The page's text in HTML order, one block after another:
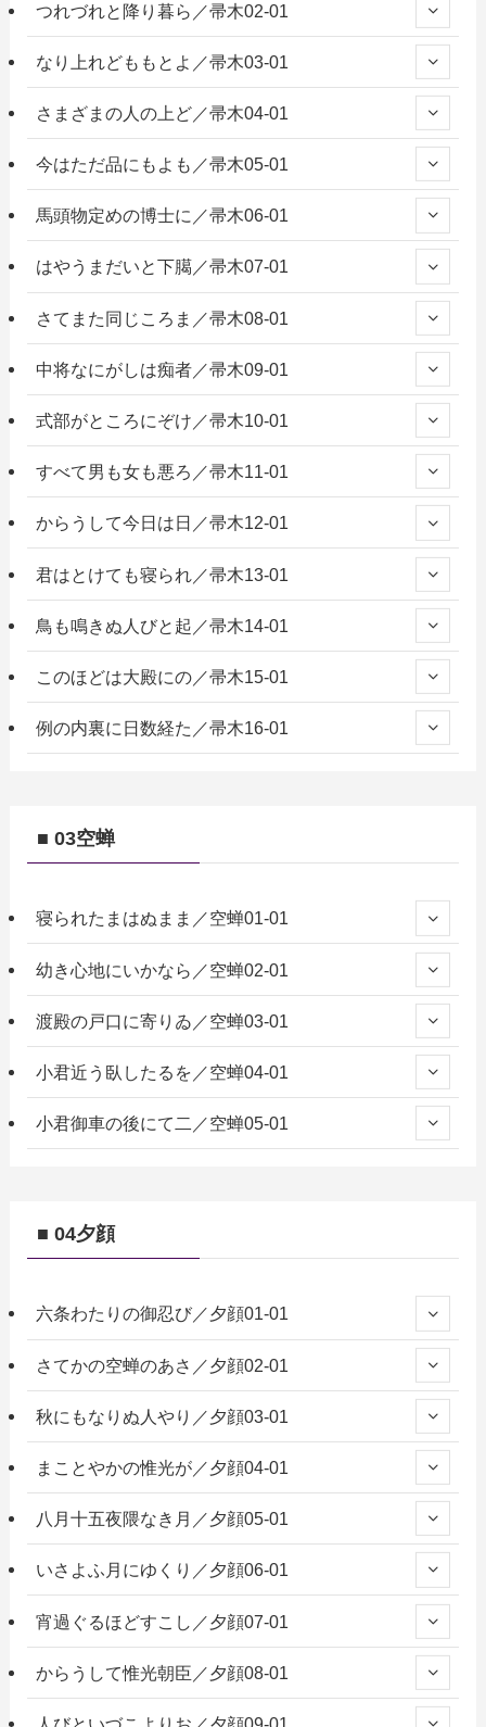
つれづれと降り暮ら／帚木02-01
なり上れどももとよ／帚木03-01
さまざまの人の上ど／帚木04-01
今はただ品にもよも／帚木05-01
馬頭物定めの博士に／帚木06-01
はやうまだいと下臈／帚木07-01
さてまた同じころま／帚木08-01
中将なにがしは痴者／帚木09-01
式部がところにぞけ／帚木10-01
すべて男も女も悪ろ／帚木11-01
からうして今日は日／帚木12-01
君はとけても寝られ／帚木13-01
鳥も鳴きぬ人びと起／帚木14-01
このほどは大殿にの／帚木15-01
例の内裏に日数経た／帚木16-01
■ 03空蝉
寝られたまはぬまま／空蝉01-01
幼き心地にいかなら／空蝉02-01
渡殿の戸口に寄りゐ／空蝉03-01
小君近う臥したるを／空蝉04-01
小君御車の後にて二／空蝉05-01
■ 04夕顔
六条わたりの御忍び／夕顔01-01
さてかの空蝉のあさ／夕顔02-01
秋にもなりぬ人やり／夕顔03-01
まことやかの惟光が／夕顔04-01
八月十五夜隈なき月／夕顔05-01
いさよふ月にゆくり／夕顔06-01
宵過ぐるほどすこし／夕顔07-01
からうして惟光朝臣／夕顔08-01